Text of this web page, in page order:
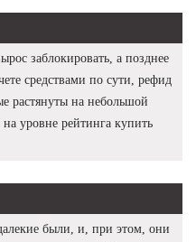
заблокировать, а позднее
средствами по сути, рефид
растянуты на небольшой
уровне рейтинга купить
были, и, при этом, они